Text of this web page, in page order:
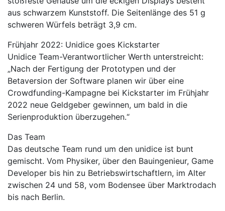
aus schwarzem Kunststoff. Die Seitenlänge des 51 g
schweren Würfels beträgt 3,9 cm.
Frühjahr 2022: Unidice goes Kickstarter
Unidice Team-Verantwortlicher Werth unterstreicht:
„Nach der Fertigung der Prototypen und der
Betaversion der Software planen wir über eine
Crowdfunding-Kampagne bei Kickstarter im Frühjahr
2022 neue Geldgeber gewinnen, um bald in die
Serienproduktion überzugehen.“
Das Team
Das deutsche Team rund um den unidice ist bunt
gemischt. Vom Physiker, über den Bauingenieur, Game
Developer bis hin zu Betriebswirtschaftlern, im Alter
zwischen 24 und 58, vom Bodensee über Marktrodach
bis nach Berlin.